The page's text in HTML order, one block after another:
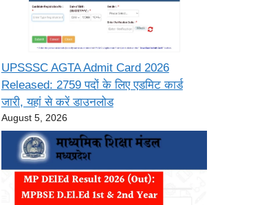
UPSSSC AGTA Admit Card 2026
Released: 2759 पदों के लिए एडमिट कार्ड
जारी, यहां से करें डाउनलोड
August 5, 2026